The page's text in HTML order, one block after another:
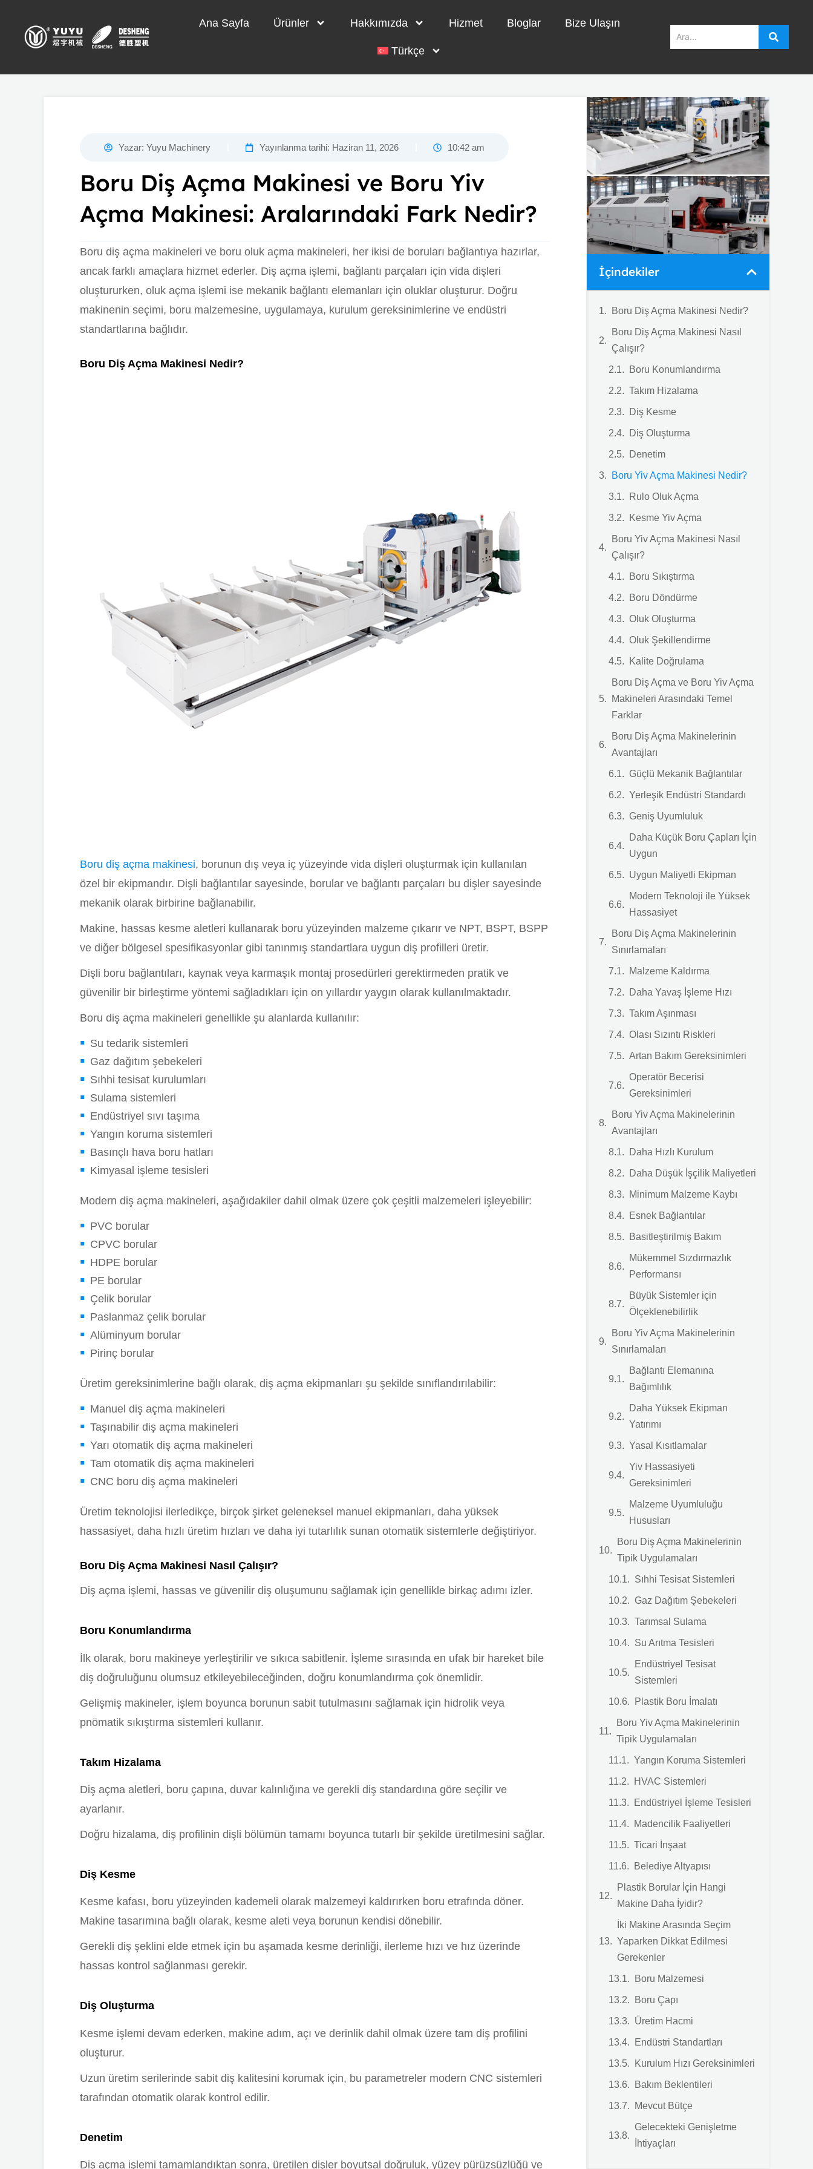
Ana Sayfa Ürünler Hakkımızda Hizmet Bloglar Bize Ulaşın
Türkçe
Yazar: Yuyu Machinery Yayınlanma tarihi: Haziran 11, 2026 10:42 am
Boru Diş Açma Makinesi ve Boru Yiv
Açma Makinesi: Aralarındaki Fark Nedir?
Boru diş açma makineleri ve boru oluk açma makineleri, her ikisi de boruları bağlantıya hazırlar,
ancak farklı amaçlara hizmet ederler. Diş açma işlemi, bağlantı parçaları için vida dişleri
oluştururken, oluk açma işlemi ise mekanik bağlantı elemanları için oluklar oluşturur. Doğru
makinenin seçimi, boru malzemesine, uygulamaya, kurulum gereksinimlerine ve endüstri
standartlarına bağlıdır.
Boru Diş Açma Makinesi Nedir?
Boru diş açma makinesi, borunun dış veya iç yüzeyinde vida dişleri oluşturmak için kullanılan
özel bir ekipmandır. Dişli bağlantılar sayesinde, borular ve bağlantı parçaları bu dişler sayesinde
mekanik olarak birbirine bağlanabilir.
Makine, hassas kesme aletleri kullanarak boru yüzeyinden malzeme çıkarır ve NPT, BSPT, BSPP
ve diğer bölgesel spesifikasyonlar gibi tanınmış standartlara uygun diş profilleri üretir.
Dişli boru bağlantıları, kaynak veya karmaşık montaj prosedürleri gerektirmeden pratik ve
güvenilir bir birleştirme yöntemi sağladıkları için on yıllardır yaygın olarak kullanılmaktadır.
Boru diş açma makineleri genellikle şu alanlarda kullanılır:
Su tedarik sistemleri
Gaz dağıtım şebekeleri
Sıhhi tesisat kurulumları
Sulama sistemleri
Endüstriyel sıvı taşıma
Yangın koruma sistemleri
Basınçlı hava boru hatları
Kimyasal işleme tesisleri
Modern diş açma makineleri, aşağıdakiler dahil olmak üzere çok çeşitli malzemeleri işleyebilir:
PVC borular
CPVC borular
HDPE borular
PE borular
Çelik borular
Paslanmaz çelik borular
Alüminyum borular
Pirinç borular
Üretim gereksinimlerine bağlı olarak, diş açma ekipmanları şu şekilde sınıflandırılabilir:
Manuel diş açma makineleri
Taşınabilir diş açma makineleri
Yarı otomatik diş açma makineleri
Tam otomatik diş açma makineleri
CNC boru diş açma makineleri
Üretim teknolojisi ilerledikçe, birçok şirket geleneksel manuel ekipmanları, daha yüksek
hassasiyet, daha hızlı üretim hızları ve daha iyi tutarlılık sunan otomatik sistemlerle değiştiriyor.
Boru Diş Açma Makinesi Nasıl Çalışır?
Diş açma işlemi, hassas ve güvenilir diş oluşumunu sağlamak için genellikle birkaç adımı izler.
Boru Konumlandırma
İlk olarak, boru makineye yerleştirilir ve sıkıca sabitlenir. İşleme sırasında en ufak bir hareket bile
diş doğruluğunu olumsuz etkileyebileceğinden, doğru konumlandırma çok önemlidir.
Gelişmiş makineler, işlem boyunca borunun sabit tutulmasını sağlamak için hidrolik veya
pnömatik sıkıştırma sistemleri kullanır.
Takım Hizalama
Diş açma aletleri, boru çapına, duvar kalınlığına ve gerekli diş standardına göre seçilir ve
ayarlanır.
Doğru hizalama, diş profilinin dişli bölümün tamamı boyunca tutarlı bir şekilde üretilmesini sağlar.
Diş Kesme
Kesme kafası, boru yüzeyinden kademeli olarak malzemeyi kaldırırken boru etrafında döner.
Makine tasarımına bağlı olarak, kesme aleti veya borunun kendisi dönebilir.
Gerekli diş şeklini elde etmek için bu aşamada kesme derinliği, ilerleme hızı ve hız üzerinde
hassas kontrol sağlanması gerekir.
Diş Oluşturma
Kesme işlemi devam ederken, makine adım, açı ve derinlik dahil olmak üzere tam diş profilini
oluşturur.
Uzun üretim serilerinde sabit diş kalitesini korumak için, bu parametreler modern CNC sistemleri
tarafından otomatik olarak kontrol edilir.
Denetim
Diş açma işlemi tamamlandıktan sonra, üretilen dişler boyutsal doğruluk, yüzey pürüzsüzlüğü ve
İçindekiler
Boru Diş Açma Makinesi Nedir?
Boru Diş Açma Makinesi Nasıl
Çalışır?
Boru Konumlandırma
Takım Hizalama
Diş Kesme
Diş Oluşturma
Denetim
Boru Yiv Açma Makinesi Nedir?
Rulo Oluk Açma
Kesme Yiv Açma
Boru Yiv Açma Makinesi Nasıl
Çalışır?
Boru Sıkıştırma
Boru Döndürme
Oluk Oluşturma
Oluk Şekillendirme
Kalite Doğrulama
Boru Diş Açma ve Boru Yiv Açma
Makineleri Arasındaki Temel
Farklar
Boru Diş Açma Makinelerinin
Avantajları
Güçlü Mekanik Bağlantılar
Yerleşik Endüstri Standardı
Geniş Uyumluluk
Daha Küçük Boru Çapları İçin
Uygun
Uygun Maliyetli Ekipman
Modern Teknoloji ile Yüksek
Hassasiyet
Boru Diş Açma Makinelerinin
Sınırlamaları
Malzeme Kaldırma
Daha Yavaş İşleme Hızı
Takım Aşınması
Olası Sızıntı Riskleri
Artan Bakım Gereksinimleri
Operatör Becerisi
Gereksinimleri
Boru Yiv Açma Makinelerinin
Avantajları
Daha Hızlı Kurulum
Daha Düşük İşçilik Maliyetleri
Minimum Malzeme Kaybı
Esnek Bağlantılar
Basitleştirilmiş Bakım
Mükemmel Sızdırmazlık
Performansı
Büyük Sistemler için
Ölçeklenebilirlik
Boru Yiv Açma Makinelerinin
Sınırlamaları
Bağlantı Elemanına
Bağımlılık
Daha Yüksek Ekipman
Yatırımı
Yasal Kısıtlamalar
Yiv Hassasiyeti
Gereksinimleri
Malzeme Uyumluluğu
Hususları
Boru Diş Açma Makinelerinin
Tipik Uygulamaları
Sıhhi Tesisat Sistemleri
Gaz Dağıtım Şebekeleri
Tarımsal Sulama
Su Arıtma Tesisleri
Endüstriyel Tesisat
Sistemleri
Plastik Boru İmalatı
Boru Yiv Açma Makinelerinin
Tipik Uygulamaları
Yangın Koruma Sistemleri
HVAC Sistemleri
Endüstriyel İşleme Tesisleri
Madencilik Faaliyetleri
Ticari İnşaat
Belediye Altyapısı
Plastik Borular İçin Hangi
Makine Daha İyidir?
İki Makine Arasında Seçim
Yaparken Dikkat Edilmesi
Gerekenler
Boru Malzemesi
Boru Çapı
Üretim Hacmi
Endüstri Standartları
Kurulum Hızı Gereksinimleri
Bakım Beklentileri
Mevcut Bütçe
Gelecekteki Genişletme
İhtiyaçları